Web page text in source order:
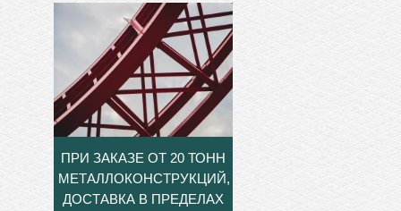
ПРИ ЗАКАЗЕ ОТ 20 ТОНН
МЕТАЛЛОКОНСТРУКЦИЙ,
ДОСТАВКА В ПРЕДЕЛАХ